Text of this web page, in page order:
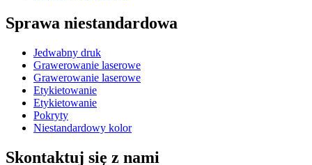
Sprawa niestandardowa
Jedwabny druk
Grawerowanie laserowe
Grawerowanie laserowe
Etykietowanie
Etykietowanie
Pokryty
Niestandardowy kolor
Skontaktuj się z nami